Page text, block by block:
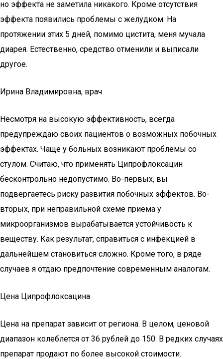
но эффекта не заметила никакого. Кроме отсутствия
эффекта появились проблемы с желудком. На
протяжении этих 5 дней, помимо цистита, меня мучала
диарея. Естественно, средство отменили и выписали
другое.
Ирина Владимировна, врач
Несмотря на высокую эффективность, всегда
предупреждаю своих пациентов о возможных побочных
эффектах. Чаще у больных возникают проблемы со
стулом. Считаю, что применять Ципрофлоксацин
бесконтрольно недопустимо. Во-первых, вы
подвергаетесь риску развития побочных эффектов. Во-
вторых, при неправильной схеме приема у
микроорганизмов вырабатывается устойчивость к
веществу. Как результат, справиться с инфекцией в
дальнейшем становиться сложно. Кроме того, в ряде
случаев я отдаю предпочтение современным аналогам.
Цена Ципрофлоксацина
Цена на препарат зависит от региона. В целом, ценовой
диапазон колеблется от 36 рублей до 150. В редких случаях
препарат продают по более высокой стоимости.